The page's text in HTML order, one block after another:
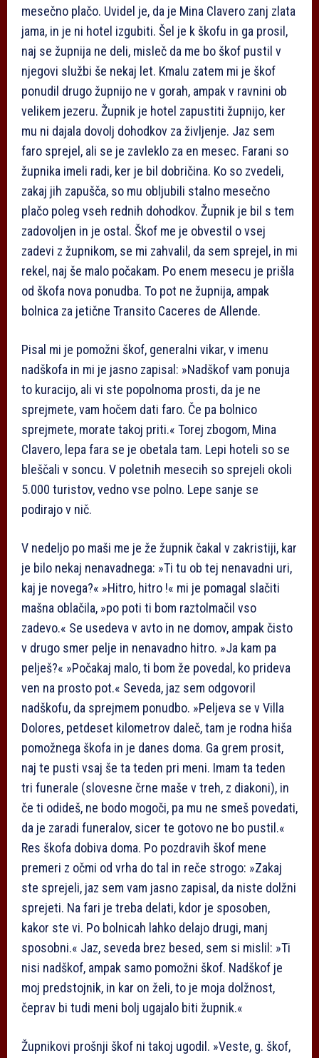
mesečno plačo. Uvidel je, da je Mina Clavero zanj zlata
jama, in je ni hotel izgubiti. Šel je k škofu in ga prosil,
naj se župnija ne deli, misleč da me bo škof pustil v
njegovi službi še nekaj let. Kmalu zatem mi je škof
ponudil drugo župnijo ne v gorah, ampak v ravnini ob
velikem jezeru. Župnik je hotel zapustiti župnijo, ker
mu ni dajala dovolj dohodkov za življenje. Jaz sem
faro sprejel, ali se je zavleklo za en mesec. Farani so
župnika imeli radi, ker je bil dobričina. Ko so zvedeli,
zakaj jih zapušča, so mu obljubili stalno mesečno
plačo poleg vseh rednih dohodkov. Župnik je bil s tem
zadovoljen in je ostal. Škof me je obvestil o vsej
zadevi z župnikom, se mi zahvalil, da sem sprejel, in mi
rekel, naj še malo počakam. Po enem mesecu je prišla
od škofa nova ponudba. To pot ne župnija, ampak
bolnica za jetične Transito Caceres de Allende.
Pisal mi je pomožni škof, generalni vikar, v imenu
nadškofa in mi je jasno zapisal: »Nadškof vam ponuja
to kuracijo, ali vi ste popolnoma prosti, da je ne
sprejmete, vam hočem dati faro. Če pa bolnico
sprejmete, morate takoj priti.« Torej zbogom, Mina
Clavero, lepa fara se je obetala tam. Lepi hoteli so se
bleščali v soncu. V poletnih mesecih so sprejeli okoli
5.000 turistov, vedno vse polno. Lepe sanje se
podirajo v nič.
V nedeljo po maši me je že župnik čakal v zakristiji, kar
je bilo nekaj nenavadnega: »Ti tu ob tej nenavadni uri,
kaj je novega?« »Hitro, hitro !« mi je pomagal slačiti
mašna oblačila, »po poti ti bom raztolmačil vso
zadevo.« Se usedeva v avto in ne domov, ampak čisto
v drugo smer pelje in nenavadno hitro. »Ja kam pa
pelješ?« »Počakaj malo, ti bom že povedal, ko prideva
ven na prosto pot.« Seveda, jaz sem odgovoril
nadškofu, da sprejmem ponudbo. »Peljeva se v Villa
Dolores, petdeset kilometrov daleč, tam je rodna hiša
pomožnega škofa in je danes doma. Ga grem prosit,
naj te pusti vsaj še ta teden pri meni. Imam ta teden
tri funerale (slovesne črne maše v treh, z diakoni), in
če ti odideš, ne bodo mogoči, pa mu ne smeš povedati,
da je zaradi funeralov, sicer te gotovo ne bo pustil.«
Res škofa dobiva doma. Po pozdravih škof mene
premeri z očmi od vrha do tal in reče strogo: »Zakaj
ste sprejeli, jaz sem vam jasno zapisal, da niste dolžni
sprejeti. Na fari je treba delati, kdor je sposoben,
kakor ste vi. Po bolnicah lahko delajo drugi, manj
sposobni.« Jaz, seveda brez besed, sem si mislil: »Ti
nisi nadškof, ampak samo pomožni škof. Nadškof je
moj predstojnik, in kar on želi, to je moja dolžnost,
čeprav bi tudi meni bolj ugajalo biti župnik.«
Župnikovi prošnji škof ni takoj ugodil. »Veste, g. škof,